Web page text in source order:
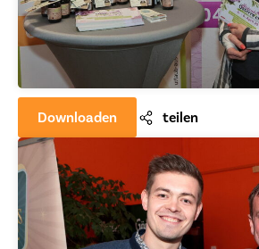
Downloaden teilen